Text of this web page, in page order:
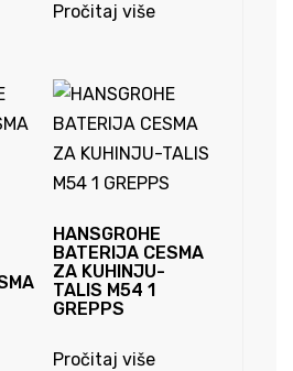
Pročitaj više
HANSGROHE
BATERIJA CESMA
ZA KUHINJU-
TALIS M54 1
GREPPS
Pročitaj više